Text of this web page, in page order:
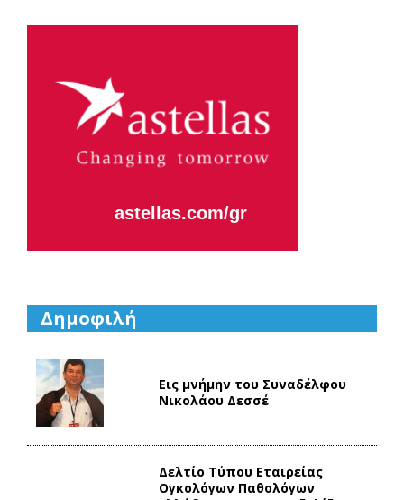
astellas.com/gr
Δημοφιλή
Εις μνήμην του Συναδέλφου
Νικολάου Δεσσέ
Δελτίο Τύπου Eταιρείας
Ογκολόγων Παθολόγων